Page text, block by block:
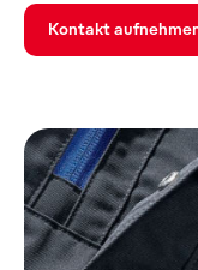
Kontakt